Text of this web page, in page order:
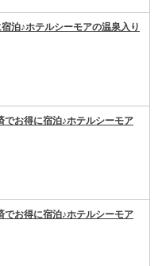
泊♪ホテルシーモアの温泉入り
でお得に宿泊♪ホテルシーモア
でお得に宿泊♪ホテルシーモア